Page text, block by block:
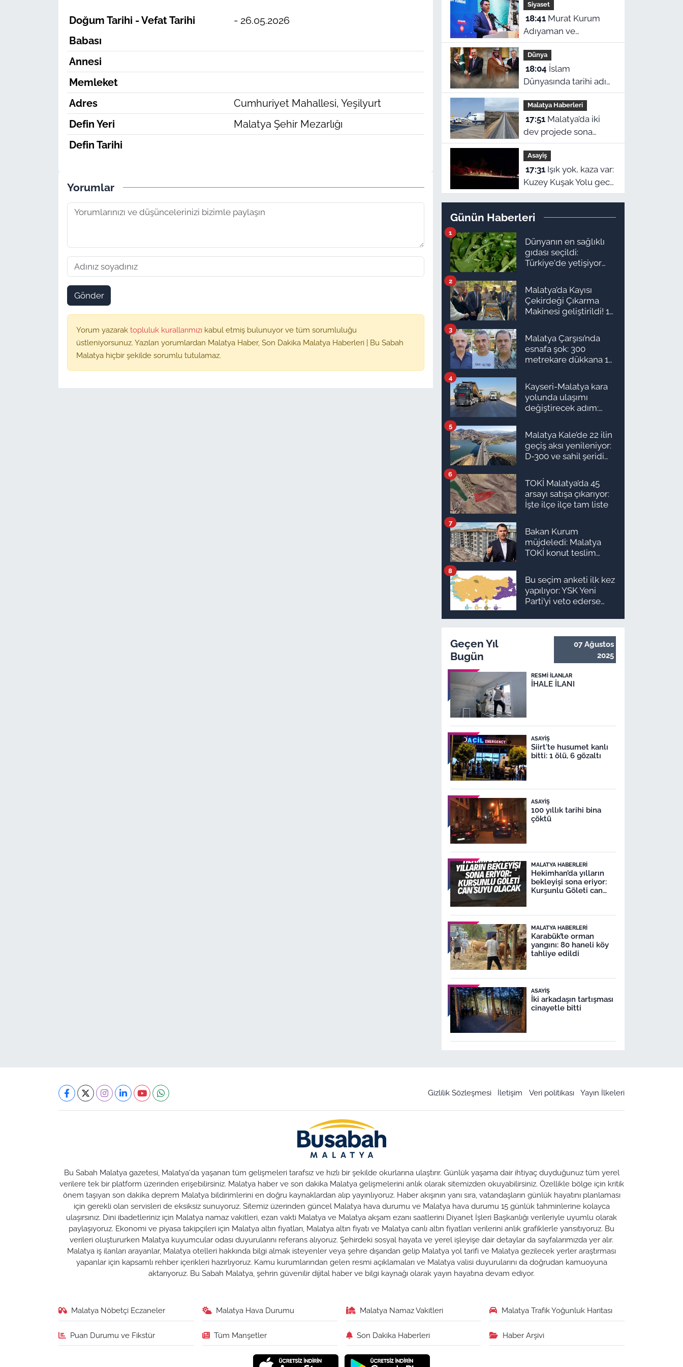
Doğum Tarihi - Vefat Tarihi
- 26.05.2026
Babası
Annesi
Memleket
Adres
Cumhuriyet Mahallesi, Yeşilyurt
Defin Yeri
Malatya Şehir Mezarlığı
Defin Tarihi
Yorumlar
Gönder
Yorum yazarak topluluk kurallarımızı kabul etmiş bulunuyor ve tüm sorumluluğu
üstleniyorsunuz. Yazılan yorumlardan Malatya Haber, Son Dakika Malatya Haberleri | Bu Sabah
Malatya hiçbir şekilde sorumlu tutulamaz.
hesaplara yatıyor
Siyaset
18:41Murat Kurum
Adıyaman ve
Malatya'nın ardından
Hatay’da: “Bu işler
ahbap çavuş ilişkisiyle
yürümez”
Dünya
18:04
Dünyasında tarihi adım:
Türkiye, Pakistan ve
Suudi Arabistan'dan
Ortak Savunma
Anlaşması!
Malatya Haberleri
17:51Malatya’da iki
dev projede sona
gelindi: Havalimanı ve
Kuzey Çevre Yolu için
açılış tarihleri ilan
edildi
Asayiş
17:31Işık yok, kaza var:
Kuzey Kuşak Yolu gece
kabusuna dönüştü!
Günün Haberleri
Dünyanın en sağlıklı
gıdası seçildi:
Türkiye'de yetişiyor
1
Malatya’da Kayısı
Çekirdeği Çıkarma
Makinesi geliştirildi! 16
2
Malatya Çarşısı’nda
esnafa şok: 300
metrekare dükkana 1
3
Kayseri-Malatya kara
yolunda ulaşımı
değiştirecek adım:
4
Malatya Kale’de 22 ilin
geçiş aksı yenileniyor:
D-300 ve sahil şeridi
5
TOKİ Malatya’da 45
arsayı satışa çıkarıyor:
İşte ilçe ilçe tam liste
6
Bakan Kurum
müjdeledi: Malatya
TOKİ konut teslim
ilçe ilçe teslimat
takvimi ve ödeme
planı
7
Bu seçim anketi ilk kez
yapılıyor: YSK Yeni
Parti’yi veto ederse
olur?
8
Geçen Yıl
Bugün
07 Ağustos
2025
RESMI İLANLAR
İHALE İLANI
ASAYIŞ
Siirt'te husumet kanlı
bitti: 1 ölü, 6 gözaltı
ASAYIŞ
100 yıllık tarihi bina
çöktü
MALATYA HABERLERI
Hekimhan’da yılların
bekleyişi sona eriyor:
Kurşunlu Göleti can
MALATYA HABERLERI
Karabük’te orman
yangını: 80 haneli köy
tahliye edildi
ASAYIŞ
İki arkadaşın tartışması
cinayetle bitti
Gizlilik Sözleşmesi İletişim Veri politikası Yayın İlkeleri
Bu Sabah Malatya gazetesi, Malatya'da yaşanan tüm gelişmeleri tarafsız ve hızlı bir şekilde okurlarına ulaştırır. Günlük yaşama dair ihtiyaç duyduğunuz tüm yerel
verilere tek bir platform üzerinden erişebilirsiniz. Malatya haber ve son dakika Malatya gelişmelerini anlık olarak sitemizden okuyabilirsiniz. Özellikle bölge için kritik
önem taşıyan son dakika deprem Malatya bildirimlerini en doğru kaynaklardan alıp yayınlıyoruz. Haber akışının yanı sıra, vatandaşların günlük hayatını planlaması
için gerekli olan servisleri de eksiksiz sunuyoruz. Sitemiz üzerinden güncel Malatya hava durumu ve Malatya hava durumu 15 günlük tahminlerine kolayca
ulaşırsınız. Dini ibadetleriniz için Malatya namaz vakitleri, ezan vakti Malatya ve Malatya akşam ezanı saatlerini Diyanet İşleri Başkanlığı verileriyle uyumlu olarak
paylaşıyoruz. Ekonomi ve piyasa takipçileri için Malatya altın fiyatları, Malatya altın fiyatı ve Malatya canlı altın fiyatları verilerini anlık grafiklerle yansıtıyoruz. Bu
verileri oluştururken Malatya kuyumcular odası duyurularını referans alıyoruz. Şehirdeki sosyal hayata ve yerel işleyişe dair detaylar da sayfalarımızda yer alır.
Malatya iş ilanları arayanlar, Malatya otelleri hakkında bilgi almak isteyenler veya şehre dışarıdan gelip Malatya yol tarifi ve Malatya gezilecek yerler araştırması
yapanlar için kapsamlı rehber içerikleri hazırlıyoruz. Kamu kurumlarından gelen resmi açıklamaları ve Malatya valisi duyurularını da doğrudan kamuoyuna
aktarıyoruz. Bu Sabah Malatya, şehrin güvenilir dijital haber ve bilgi kaynağı olarak yayın hayatına devam ediyor.
Malatya Nöbetçi Eczaneler Malatya Hava Durumu Malatya Namaz Vakitleri Malatya Trafik Yoğunluk Haritası
Puan Durumu ve Fikstür Tüm Manşetler Son Dakika Haberleri Haber Arşivi